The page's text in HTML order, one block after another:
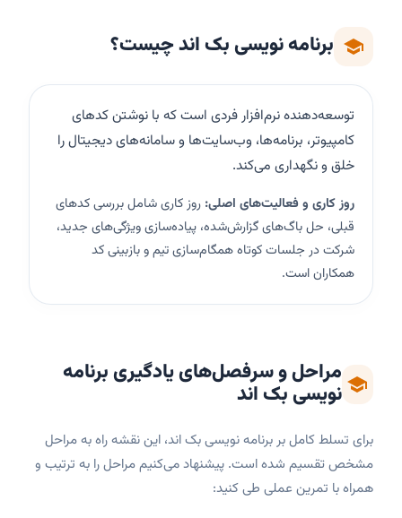
برنامه نویسی بک اندچیست؟
توسعه‌دهنده نرم‌افزار فردی است که با نوشتن کدهای
کامپیوتر، برنامه‌ها، وب‌سایت‌ها و سامانه‌های دیجیتال را
خلق و نگهداری می‌کند.
روز کاری و فعالیت‌های اصلی: روز کاری شامل بررسی کدهای
قبلی، حل باگ‌های گزارش‌شده، پیاده‌سازی ویژگی‌های جدید،
شرکت در جلسات کوتاه همگام‌سازی تیم و بازبینی کد
همکاران است.
مراحل و سرفصل‌های یادگیریبرنامه
نویسی بک اند
برای تسلط کامل بر برنامه نویسی بک اند، این نقشه راه به مراحل
مشخص تقسیم شده است. پیشنهاد می‌کنیم مراحل را به ترتیب و
همراه با تمرین عملی طی کنید: